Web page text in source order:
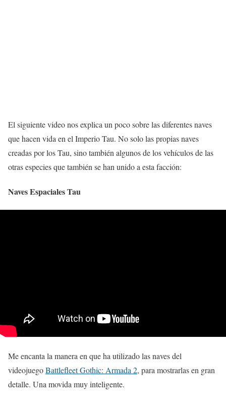
El siguiente video nos explica un poco sobre las diferentes naves
que hacen vida en el Imperio Tau. No solo las propias naves
creadas por los Tau, sino también algunos de los vehículos de las
otras especies que también se han unido a esta facción:
Naves Espaciales Tau
Me encanta la manera en que ha utilizado las naves del
videojuegoBattlefleet Gothic: Armada 2, para mostrarlas en gran
detalle. Una movida muy inteligente.